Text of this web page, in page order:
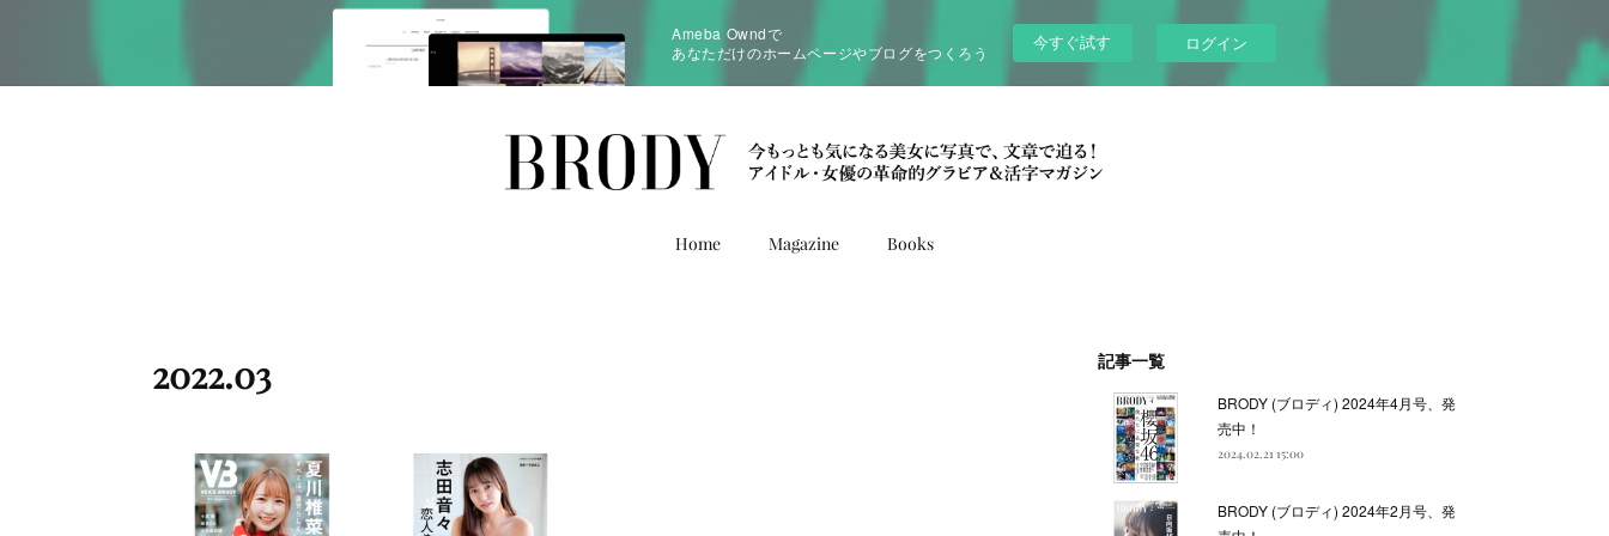
Ameba Owndで
あなただけのホームページやブログをつくろう
今すぐ試す ログイン
Home Magazine Books
2022.03 記事一覧
BRODY (ブロディ) 2024年4月号、発
売中！
2024.02.21 15:00
BRODY (ブロディ) 2024年2月号、発